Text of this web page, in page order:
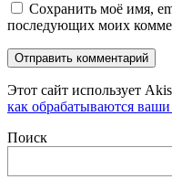
Сохранить моё имя,
последующих моих
Этот сайт использует
как обрабатываются
Поиск